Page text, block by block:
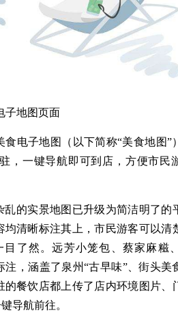
子地图页面
电子地图（以下简称“美食地图”
，一键导航即可到店，方便市民
的实景地图已升级为简洁明了的
清晰标注其上，市民游客可以清
了然。远芳小笼包、蔡家麻糍
，涵盖了泉州“古早味”、街头美
餐饮店都上传了店内环境图片、
导航前往。